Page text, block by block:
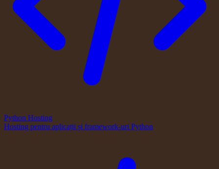
Python Hosting
Hosting pentru aplicații și framework-uri Python